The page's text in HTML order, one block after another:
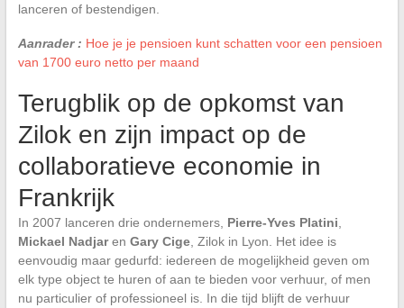
lanceren of bestendigen.
Aanrader : Hoe je je pensioen kunt schatten voor een pensioen
van 1700 euro netto per maand
Terugblik op de opkomst van
Zilok en zijn impact op de
collaboratieve economie in
Frankrijk
In 2007 lanceren drie ondernemers, Pierre-Yves Platini
Mickael Nadjaren Gary Cige, Zilok in Lyon. Het idee is
eenvoudig maar gedurfd: iedereen de mogelijkheid geven om
elk type object te huren of aan te bieden voor verhuur, of men
nu particulier of professioneel is. In die tijd blijft de verhuur